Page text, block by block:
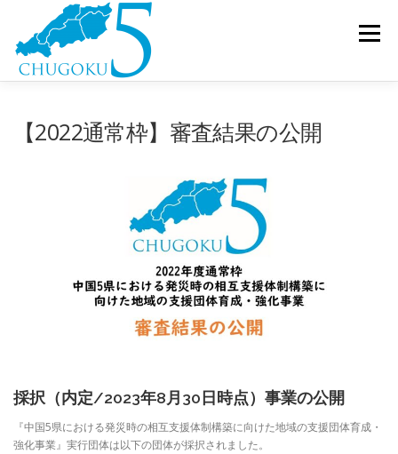
コンテンツへスキップ
メニュー
お問い合わせ
【2022通常枠】審査結果の公開
採択（内定/2023年8月30日時点）事業の公開
『中国5県における発災時の相互支援体制構築に向けた地域の支援団体育成・
強化事業』実行団体は以下の団体が採択されました。